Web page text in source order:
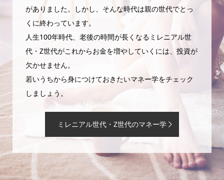
がありました。しかし、そんな時代は親の世代でとっ
くに終わっています。
人生100年時代、老後の時間が長くなるミレニアル世
代・Z世代がこれからお金を増やしていくには、投資が
欠かせません。
若いうちから身につけておきたいマネー学をチェック
しましょう。
ミレニアル世代・Z世代のマネー学